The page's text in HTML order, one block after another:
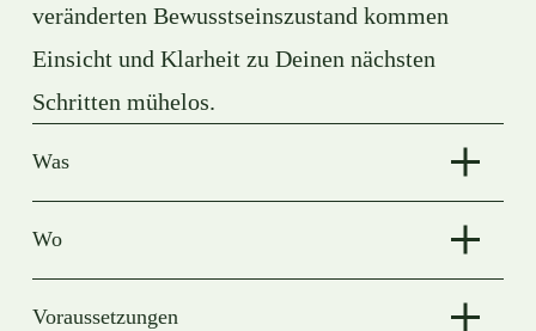
veränderten Bewusstseinszustand kommen
Einsicht und Klarheit zu Deinen nächsten
Schritten mühelos.
Was
Wo
Voraussetzungen